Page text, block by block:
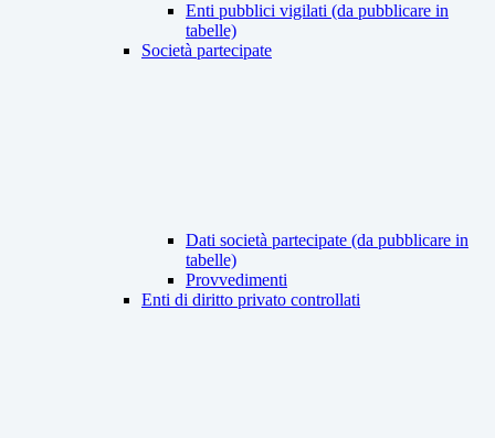
Enti pubblici vigilati (da pubblicare in
tabelle)
Società partecipate
Dati società partecipate (da pubblicare in
tabelle)
Provvedimenti
Enti di diritto privato controllati